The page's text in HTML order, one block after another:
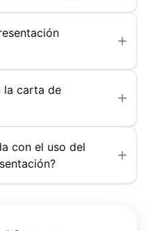
la carta de
con el uso del